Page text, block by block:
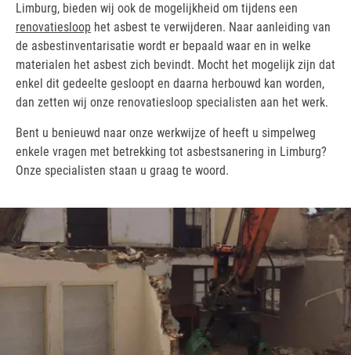
Limburg, bieden wij ook de mogelijkheid om tijdens een
renovatiesloop het asbest te verwijderen. Naar aanleiding van
de asbestinventarisatie wordt er bepaald waar en in welke
materialen het asbest zich bevindt. Mocht het mogelijk zijn dat
enkel dit gedeelte gesloopt en daarna herbouwd kan worden,
dan zetten wij onze renovatiesloop specialisten aan het werk.
Bent u benieuwd naar onze werkwijze of heeft u simpelweg
enkele vragen met betrekking tot asbestsanering in Limburg?
Onze specialisten staan u graag te woord.